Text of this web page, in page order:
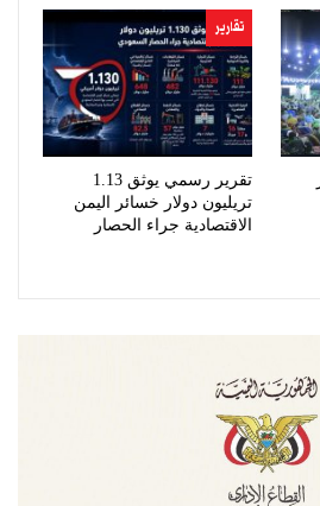
تقارير
تقرير رسمي يوثق 1.13
تريليون دولار خسائر اليمن
الاقتصادية جراء الحصار